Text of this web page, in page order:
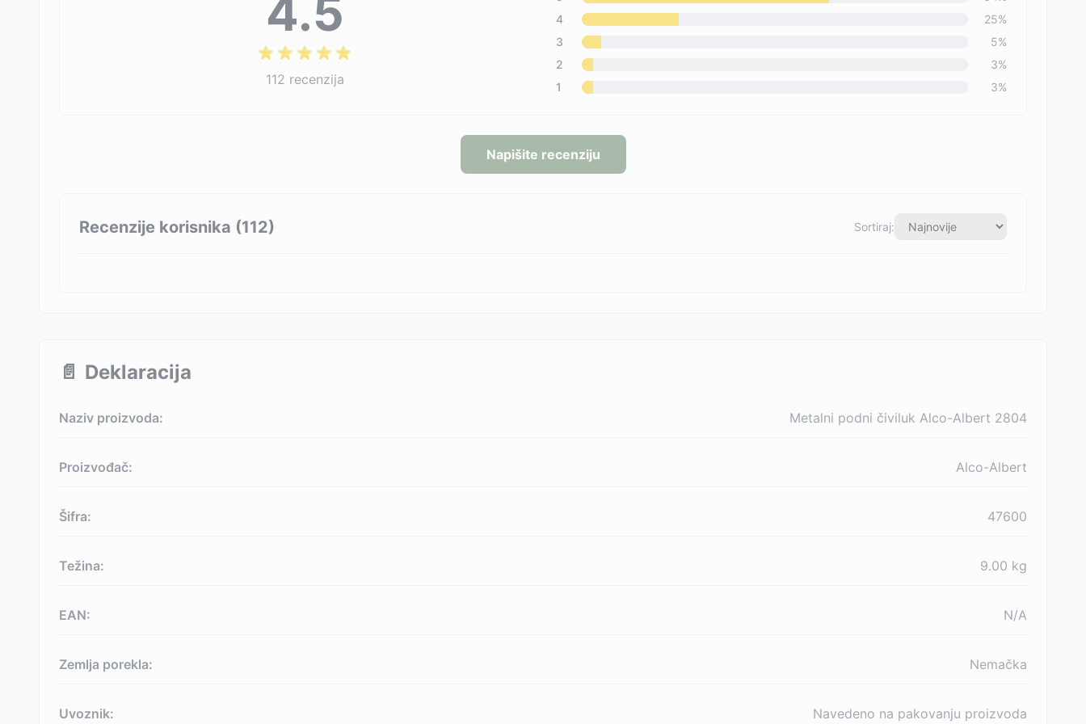
4.5
112 recenzija
4
25%
3
5%
2
3%
1
3%
Napišite recenziju
Recenzije korisnika (112) Sortiraj:
📄 Deklaracija
Naziv proizvoda: Metalni podni čiviluk Alco-Albert 2804
Proizvođač: Alco-Albert
Šifra: 47600
Težina: 9.00 kg
EAN: N/A
Zemlja porekla: Nemačka
Uvoznik: Navedeno na pakovanju proizvoda